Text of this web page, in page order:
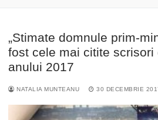
Caută
după:
„Stimate domnule prim-
fost cele mai citite scrisori
anului 2017
NATALIA MUNTEANU 30 DECEMBRIE